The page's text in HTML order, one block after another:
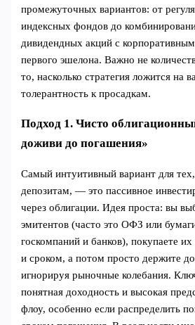
промежуточных вариантов: от
индексных фондов до
дивидендных акций с
первого эшелона. Важно не
то, насколько стратегия ложится на
толерантность к просадкам.
Подход 1. Чисто
доживи до погашения»
Самый интуитивный вариант для
депозитам, — это пассивное
через облигации. Идея проста: вы
эмитентов (часто это ОФЗ или
госкомпаний и банков), покупаете
и сроком, а потом просто держите
игнорируя рыночные колебания.
понятная доходность и высокая
флоу, особенно если распределить